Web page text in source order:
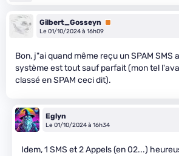
Gilbert_Gosseyn
Premium
Le 01/10/2024 à 16h09
Bon, j"ai quand même reçu un SPAM SMS
système est tout sauf parfait (mon tel
classé en SPAM ceci dit).
Eglyn
Le 01/10/2024 à 16h34
Idem, 1 SMS et 2 Appels (en 02...)